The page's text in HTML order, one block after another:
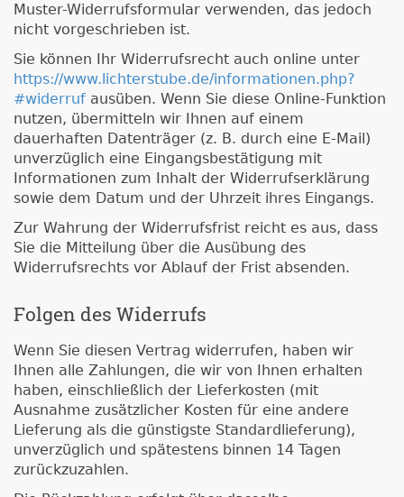
Muster-Widerrufsformular verwenden, das jedoch
nicht vorgeschrieben ist.
Sie können Ihr Widerrufsrecht auch online unter
https://www.lichterstube.de/informationen.php?
#widerruf ausüben. Wenn Sie diese Online-Funktion
nutzen, übermitteln wir Ihnen auf einem
dauerhaften Datenträger (z. B. durch eine E-Mail)
unverzüglich eine Eingangsbestätigung mit
Informationen zum Inhalt der Widerrufserklärung
sowie dem Datum und der Uhrzeit ihres Eingangs.
Zur Wahrung der Widerrufsfrist reicht es aus, dass
Sie die Mitteilung über die Ausübung des
Widerrufsrechts vor Ablauf der Frist absenden.
Folgen des Widerrufs
Wenn Sie diesen Vertrag widerrufen, haben wir
Ihnen alle Zahlungen, die wir von Ihnen erhalten
haben, einschließlich der Lieferkosten (mit
Ausnahme zusätzlicher Kosten für eine andere
Lieferung als die günstigste Standardlieferung),
unverzüglich und spätestens binnen 14 Tagen
zurückzuzahlen.